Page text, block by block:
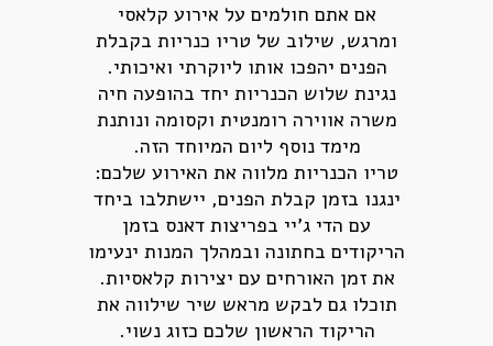
אם אתם חולמים על אירוע קלאסי
ומרגש, שילוב של טריו כנריות בקבלת
הפנים יהפכו אותו ליוקרתי ואיכותי.
נגינת שלוש הכנריות יחד בהופעה חיה
משרה אווירה רומנטית וקסומה ונותנת
מימד נוסף ליום המיוחד הזה.
טריו הכנריות מלווה את האירוע שלכם:
ינגנו בזמן קבלת הפנים, יישתלבו ביחד
עם הדי ג'יי בפריצות דאנס בזמן
הריקודים בחתונה ובמהלך המנות ינעימו
את זמן האורחים עם יצירות קלאסיות.
תוכלו גם לבקש מראש שיר שילווה את
הריקוד הראשון שלכם כזוג נשוי.